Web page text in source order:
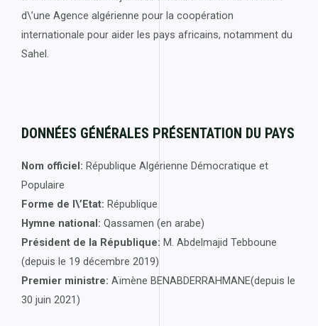
d\’une Agence algérienne pour la coopération
internationale pour aider les pays africains, notamment du
Sahel.
DONNÉES GÉNÉRALES PRÉSENTATION DU PAYS
Nom officiel: République Algérienne Démocratique et
Populaire
Forme de l\’Etat: République
Hymne national: Qassamen (en arabe)
Président de la République: M. Abdelmajid Tebboune
(depuis le 19 décembre 2019)
Premier ministre: Aïmène BENABDERRAHMANE(depuis le
30 juin 2021)